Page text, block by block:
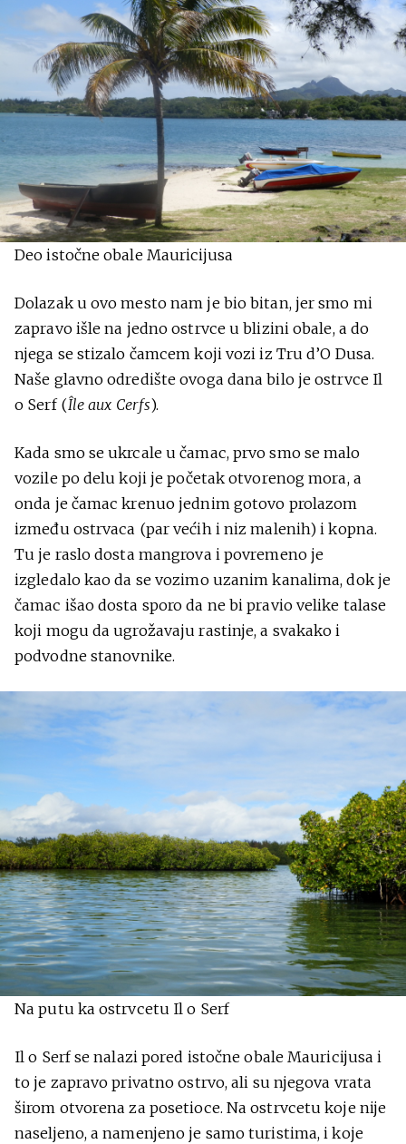
Deo istočne obale Mauricijusa
Dolazak u ovo mesto nam je bio bitan, jer smo mi
zapravo išle na jedno ostrvce u blizini obale, a do
njega se stizalo čamcem koji vozi iz Tru d’O Dusa.
Naše glavno odredište ovoga dana bilo je ostrvce Il
o Serf (Île aux Cerfs).
Kada smo se ukrcale u čamac, prvo smo se malo
vozile po delu koji je početak otvorenog mora, a
onda je čamac krenuo jednim gotovo prolazom
između ostrvaca (par većih i niz malenih) i kopna.
Tu je raslo dosta mangrova i povremeno je
izgledalo kao da se vozimo uzanim kanalima, dok je
čamac išao dosta sporo da ne bi pravio velike talase
koji mogu da ugrožavaju rastinje, a svakako i
podvodne stanovnike.
Na putu ka ostrvcetu Il o Serf
Il o Serf se nalazi pored istočne obale Mauricijusa i
to je zapravo privatno ostrvo, ali su njegova vrata
širom otvorena za posetioce. Na ostrvcetu koje nije
naseljeno, a namenjeno je samo turistima, i koje